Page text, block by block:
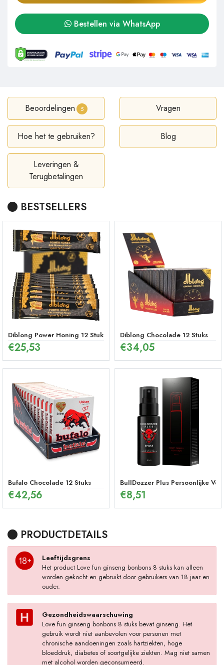
Bestellen via WhatsApp
Beoordelingen 5 Vragen
Hoe het te gebruiken? Blog
Leveringen &
Terugbetalingen
BESTSELLERS
Diblong Power Honing 12 Stuks
€25,53
Diblong Chocolade 12 Stuks
€34,05
Bufalo Chocolade 12 Stuks
€42,56
BullDozzer Plus Persoonlijke
€8,51
PRODUCTDETAILS
Leeftijdsgrens
Het product Love fun ginseng bonbons 8 stuks kan alleen
worden gekocht en gebruikt door gebruikers van 18 jaar en
ouder.
Gezondheidswaarschuwing
Love fun ginseng bonbons 8 stuks bevat ginseng. Het
gebruik wordt niet aanbevolen voor personen met
chronische aandoeningen zoals hartziekten, hoge
bloeddruk, diabetes of soortgelijke ziekten. Mag niet samen
met alcohol worden geconsumeerd.